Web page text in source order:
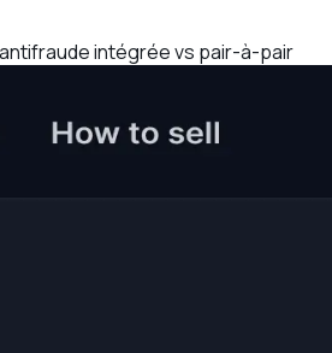
intégrée vs pair-à-pair